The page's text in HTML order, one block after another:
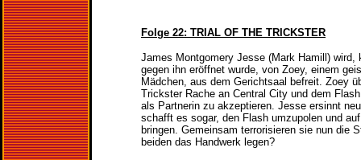
Folge 22: TRIAL OF THE TRICKSTER
James Montgomery Jesse (Mark Hamill) wird,
gegen ihn eröffnet wurde, von Zoey, einem
Mädchen, aus dem Gerichtsaal befreit. Zoey
Trickster Rache an Central City und dem
als Partnerin zu akzeptieren. Jesse ersinnt
schafft es sogar, den Flash umzupolen und
bringen. Gemeinsam terrorisieren sie nun die
beiden das Handwerk legen?